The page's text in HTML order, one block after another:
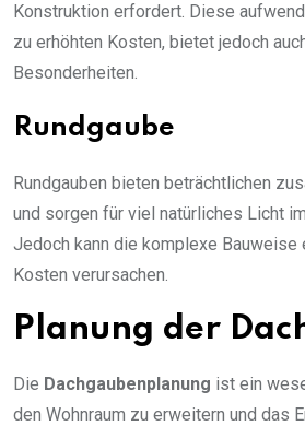
Konstruktion erfordert. Diese
zu erhöhten Kosten, bietet jedoch
Besonderheiten.
Rundgaube
Rundgauben bieten beträchtlichen
und sorgen für viel natürliches Licht
Jedoch kann die komplexe Bauweise
Kosten verursachen.
Planung der
Die Dachgaubenplanung ist ein
den Wohnraum zu erweitern und das